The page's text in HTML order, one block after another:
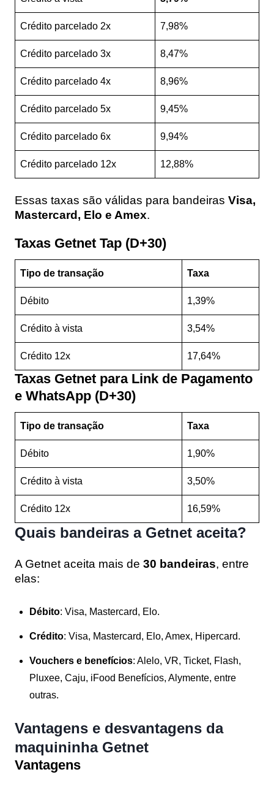
Crédito parcelado 2x 7,98%
Crédito parcelado 3x 8,47%
Crédito parcelado 4x 8,96%
Crédito parcelado 5x 9,45%
Crédito parcelado 6x 9,94%
Crédito parcelado 12x 12,88%
Essas taxas são válidas para bandeiras Visa,
Mastercard, Elo e Amex.
Taxas Getnet Tap (D+30)
Tipo de transação Taxa
Débito 1,39%
Crédito à vista 3,54%
Crédito 12x 17,64%
Taxas Getnet paraLink de Pagamento
e WhatsApp (D+30)
Tipo de transação Taxa
Débito 1,90%
Crédito à vista 3,50%
Crédito 12x 16,59%
Quais bandeiras a Getnet aceita?
A Getnet aceita mais de 30 bandeiras, entre
elas:
Débito: Visa, Mastercard, Elo.
Crédito: Visa, Mastercard, Elo, Amex, Hipercard.
Vouchers e benefícios: Alelo, VR, Ticket, Flash,
Pluxee, Caju, iFood Benefícios, Alymente, entre
outras.
Vantagens e desvantagens da
maquininha Getnet
Vantagens